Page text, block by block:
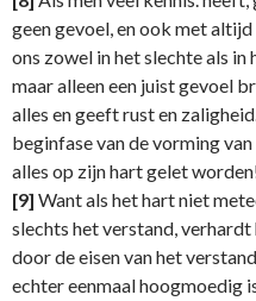
geen gevoel, en ook met
ons zowel in het slechte als
maar alleen een juist gevoel
alles en geeft rust en
beginfase van de vorming
alles op zijn hart gelet
[9] Want als het hart niet
slechts het verstand,
door de eisen van het
echter eenmaal hoogmoedig